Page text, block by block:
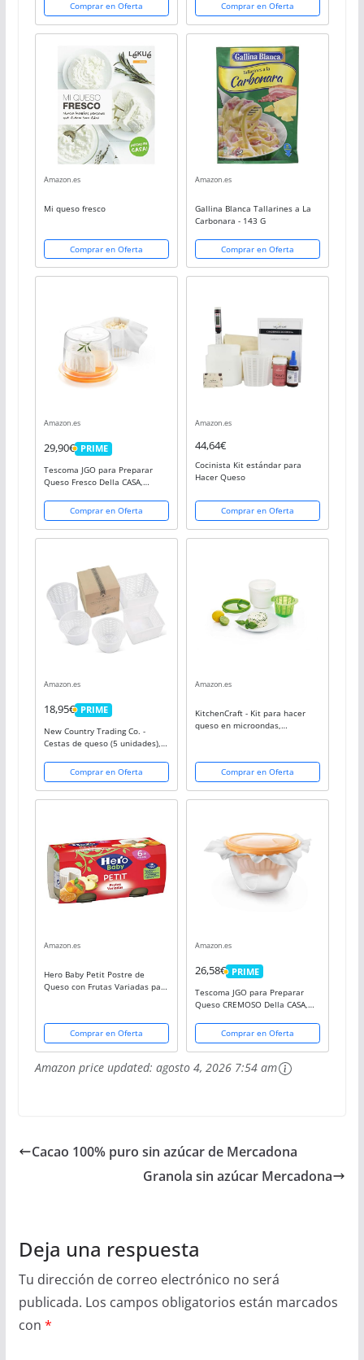
Comprar en Oferta Comprar en Oferta
Amazon.es
Mi queso fresco
Comprar en Oferta
Amazon.es
Gallina Blanca Tallarines a La
Carbonara - 143 G
Comprar en Oferta
Amazon.es
29,90€ PRIME
PRIME
Tescoma JGO para Preparar
Queso Fresco Della CASA,
Comprar en Oferta
Amazon.es
44,64€
Cocinista Kit estándar para
Hacer Queso
Comprar en Oferta
Amazon.es
18,95€ PRIME
PRIME
New Country Trading Co. -
Cestas de queso (5 unidades),
Comprar en Oferta
Amazon.es
KitchenCraft - Kit para hacer
queso en microondas,
Comprar en Oferta
Amazon.es
Hero Baby Petit Postre de
Queso con Frutas Variadas para
Comprar en Oferta
Amazon.es
26,58€ PRIME
PRIME
Tescoma JGO para Preparar
Queso CREMOSO Della CASA,
cm
Comprar en Oferta
Amazon price updated: agosto 4, 2026 7:54 am
Cacao 100% puro sin azúcar de Mercadona
Granola sin azúcar Mercadona
Deja una respuesta
Tu dirección de correo electrónico no será
publicada. Los campos obligatorios están marcados
con *